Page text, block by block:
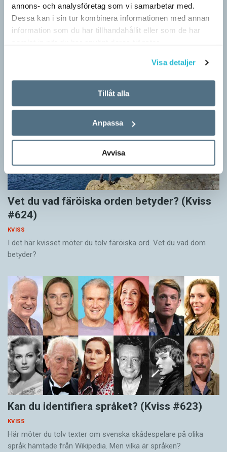
annons- och analysföretag som vi samarbetar med.
Dessa kan i sin tur kombinera informationen med annan
information som du har tillhandahållit eller som de har
Visa detaljer
Tillåt alla
Anpassa
Avvisa
#625)
Vet du vad färöiska orden betyder? (Kviss
#624)
KVISS
I det här kvisset möter du tolv färöiska ord. Vet du vad dom
betyder?
Kan du identifiera språket? (Kviss #623)
KVISS
Här möter du tolv texter om svenska skådespelare på olika
språk hämtade från Wikipedia. Men vilka är språken?